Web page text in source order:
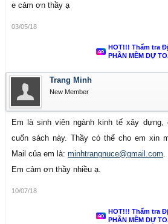
theo một số phụ lục mẫu biểu.
chúng ta thấy tác giả không đi sâu
bản quản lý trong đấu thầu mà tập
kỹ năng nghiệp vụ để tác nghiệp,
người đọc những quy trình, thông
nghiên cứu của sinh viên ngành
e cảm ơn thầy ạ
03/05/18
HOT!!! Thẩm tra
PHẦN MỀM DỰ
Trang Minh
New Member
Em là sinh viên ngành kinh tế xây
cuốn sách này. Thầy có thể cho em xin
Mail của em là: minhtrangnuce@gmail.com.
Em cảm ơn thầy nhiều ạ.
10/07/18
HOT!!! Thẩm tra
PHẦN MỀM DỰ